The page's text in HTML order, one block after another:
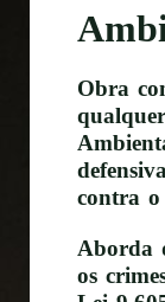
Obra
contra o
Aborda
os